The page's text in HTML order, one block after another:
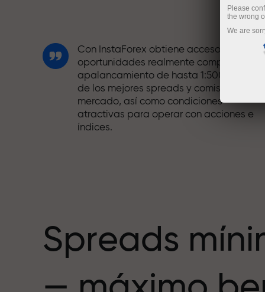
Con InstaForex obtiene acceso a
oportunidades realmente competitivas:
apalancamiento de hasta 1:5000, unos
de los mejores spreads y comisiones del
mercado, así como condiciones
atractivas para operar con acciones e
índices.
de las operaciones comparten los
mismos valores. Ales Loprais aporta
Spreads
Please
the wrong
We are